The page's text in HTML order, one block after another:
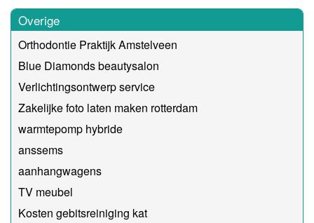
Overige
Orthodontie Praktijk Amstelveen
Blue Diamonds beautysalon
Verlichtingsontwerp service
Zakelijke foto laten maken rotterdam
warmtepomp hybride
anssems
aanhangwagens
TV meubel
Kosten gebitsreiniging kat